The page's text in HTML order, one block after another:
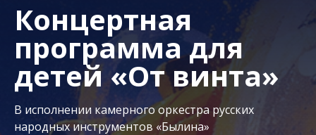
Концертная
программа для
детей «От винта»
В исполнении камерного оркестра русских
народных инструментов «Былина»